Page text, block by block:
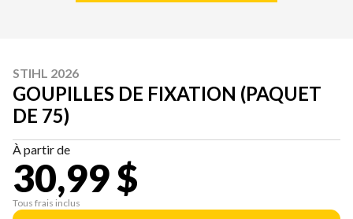
STIHL 2026
GOUPILLES DE FIXATION (PAQUET
DE 75)
À partir de
30,99 $
Tous frais inclus